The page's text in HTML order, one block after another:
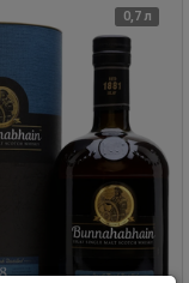
0,7 л